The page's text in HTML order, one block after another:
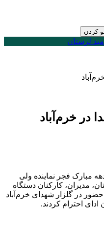
در خرم‌آباد
مبارک فجر نماینده ولی
مدیران، کارکنان دستگاه
در گلزار شهدای خرم‌آباد
احترام کردند.